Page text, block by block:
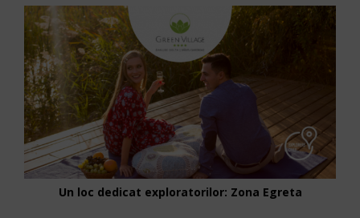
Un loc dedicat exploratorilor: Zona Egreta